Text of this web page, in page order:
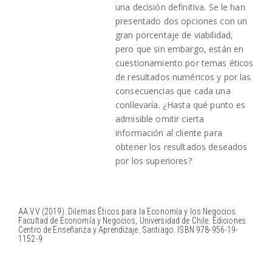
una decisión definitiva. Se le han
presentado dos opciones con un
gran porcentaje de viabilidad,
pero que sin embargo, están en
cuestionamiento por temas éticos
de resultados numéricos y por las
consecuencias que cada una
conllevaría. ¿Hasta qué punto es
admisible omitir cierta
información al cliente para
obtener los resultados deseados
por los superiores?
AA.VV (2019). Dilemas Éticos para la Economía y los Negocios.
Facultad de Economía y Negocios, Universidad de Chile. Ediciones
Centro de Enseñanza y Aprendizaje. Santiago. ISBN 978-956-19-
1152-9